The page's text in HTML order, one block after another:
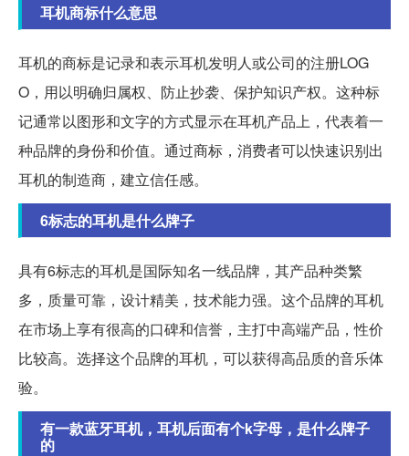
耳机商标什么意思
耳机的商标是记录和表示耳机发明人或公司的注册LOG
O，用以明确归属权、防止抄袭、保护知识产权。这种标
记通常以图形和文字的方式显示在耳机产品上，代表着一
种品牌的身份和价值。通过商标，消费者可以快速识别出
耳机的制造商，建立信任感。
6标志的耳机是什么牌子
具有6标志的耳机是国际知名一线品牌，其产品种类繁
多，质量可靠，设计精美，技术能力强。这个品牌的耳机
在市场上享有很高的口碑和信誉，主打中高端产品，性价
比较高。选择这个品牌的耳机，可以获得高品质的音乐体
验。
有一款蓝牙耳机，耳机后面有个k字母，是什么牌子
的